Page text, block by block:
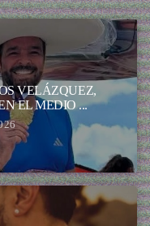
VELÁZQUEZ,
EL MEDIO ...